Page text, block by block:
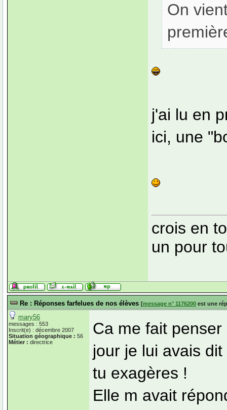
On
j'ai lu en
ici, une
crois en
un pour
Re : Réponses farfelues de nos élèves [message n° 1176200 est une
mary56
messages : 553
Inscrit(e) : décembre 2007
Situation géographique : 56
Métier : directrice
Ca me fait
jour je lui avais dit
tu exagères !
Elle m avait